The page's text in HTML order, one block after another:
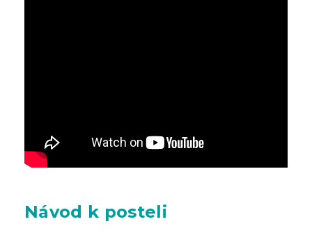
Návod k posteli